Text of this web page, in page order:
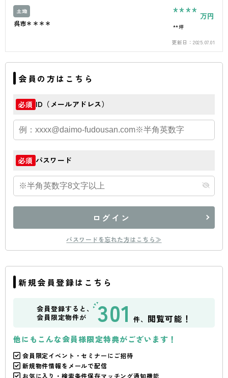
土地
呉市＊＊＊＊
**** 万円
**坪
更新日： 2025.07.01
会員の方はこちら
必須 ID（メールアドレス）
必須 パスワード
ログイン
パスワードを忘れた方はこちら≫
新規会員登録はこちら
会員登録すると、
会員限定物件が
301 件、 閲覧可能！
他にもこんな会員様限定特典がございます！
会員限定イベント・セミナーにご招待
新規物件情報をメールで配信
お気に入り・検索条件保存マッチング通知機能